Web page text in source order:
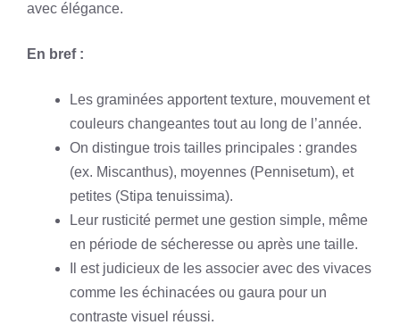
avec élégance.
En bref :
Les graminées apportent texture, mouvement et
couleurs changeantes tout au long de l’année.
On distingue trois tailles principales : grandes
(ex. Miscanthus), moyennes (Pennisetum), et
petites (Stipa tenuissima).
Leur rusticité permet une gestion simple, même
en période de sécheresse ou après une taille.
Il est judicieux de les associer avec des vivaces
comme les échinacées ou gaura pour un
contraste visuel réussi.